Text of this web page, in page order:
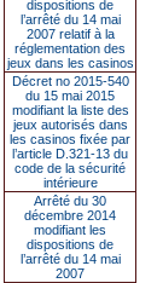
dispositions de
l’arrêté du 14 mai
2007 relatif à la
réglementation des
jeux dans les casinos
Décret no 2015-540
du 15 mai 2015
modifiant la liste des
jeux autorisés dans
les casinos fixée par
l’article D.321-13 du
code de la sécurité
intérieure
Arrêté du 30
décembre 2014
modifiant les
dispositions de
l’arrêté du 14 mai
2007